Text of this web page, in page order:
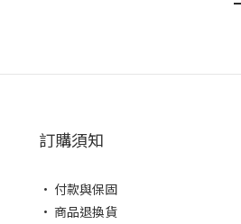
訂購須知
• 付款與保固
• 商品退換貨